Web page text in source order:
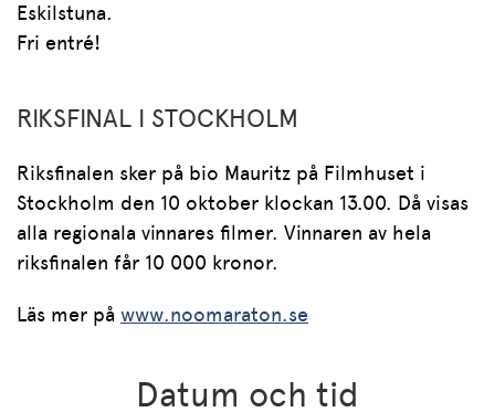
Eskilstuna.
Fri entré!
RIKSFINAL I STOCKHOLM
Riksfinalen sker på bio Mauritz på Filmhuset i
Stockholm den 10 oktober klockan 13.00. Då visas
alla regionala vinnares filmer. Vinnaren av hela
riksfinalen får 10 000 kronor.
Läs mer på www.noomaraton.se
Datum och tid